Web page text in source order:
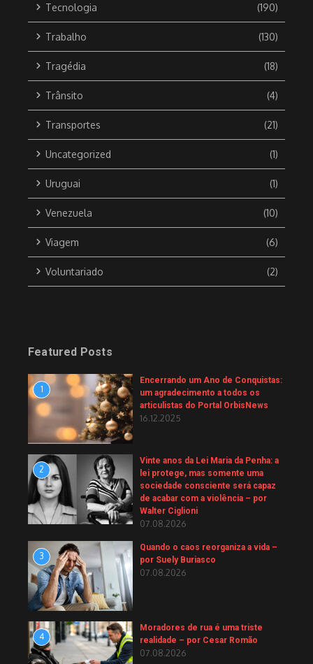
Tecnologia (190)
Trabalho (130)
Tragédia (18)
Trânsito (4)
Transportes (21)
Uncategorized (1)
Uruguai (1)
Venezuela (10)
Viagem (6)
Voluntariado (2)
Featured Posts
1
Encerrando um Ano de Conquistas:
um agradecimento a todos os
articulistas do Portal OrbisNews
16.12.2025
2
Vinte anos da Lei Maria da Penha: a
lei protege, mas somente uma
sociedade consciente será capaz
de acabar com a violência – por
Walter Ciglioni
07.08.2026
3
Quando o caos reorganiza a vida –
por Suely Buriasco
07.08.2026
4
Moradores de rua é uma triste
realidade – por Cesar Romão
07.08.2026